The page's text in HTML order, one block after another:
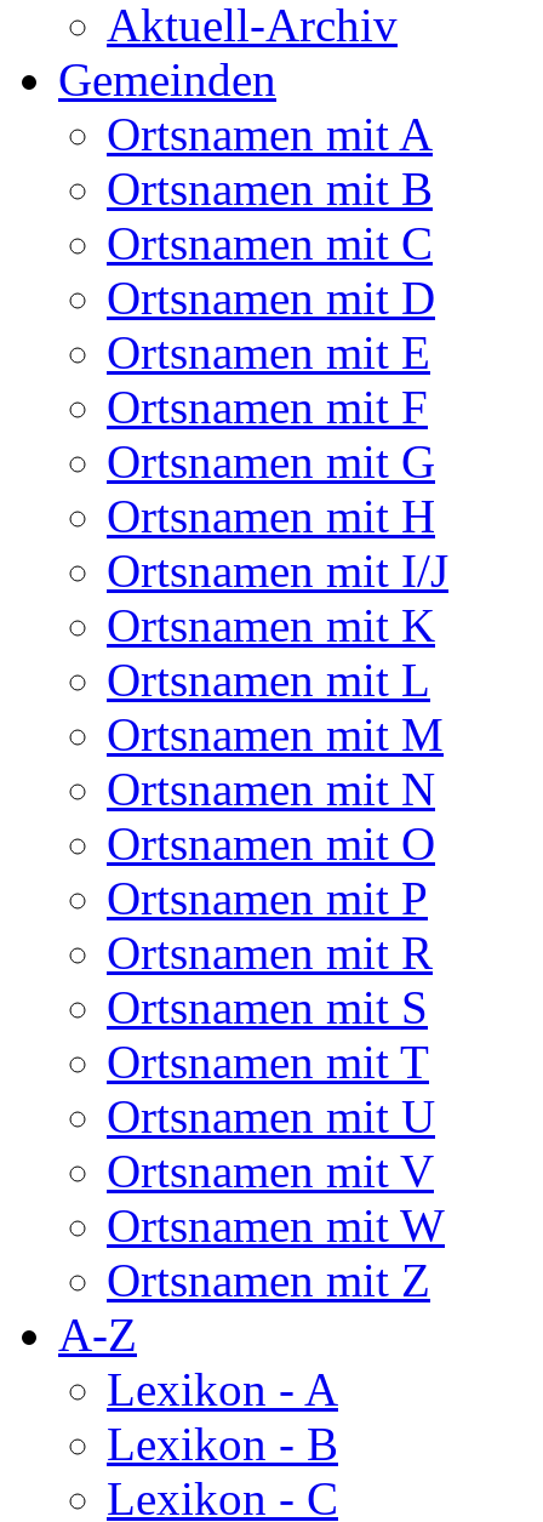
Aktuell-Archiv
Gemeinden
Ortsnamen mit A
Ortsnamen mit B
Ortsnamen mit C
Ortsnamen mit D
Ortsnamen mit E
Ortsnamen mit F
Ortsnamen mit G
Ortsnamen mit H
Ortsnamen mit I/J
Ortsnamen mit K
Ortsnamen mit L
Ortsnamen mit M
Ortsnamen mit N
Ortsnamen mit O
Ortsnamen mit P
Ortsnamen mit R
Ortsnamen mit S
Ortsnamen mit T
Ortsnamen mit U
Ortsnamen mit V
Ortsnamen mit W
Ortsnamen mit Z
A-Z
Lexikon - A
Lexikon - B
Lexikon - C